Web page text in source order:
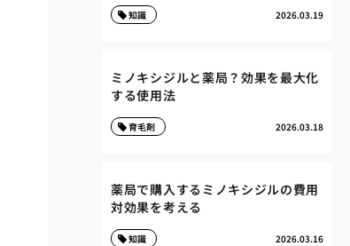
2026.03.19
知識
ミノキシジルと薬局？効果を最大化
する使用法
2026.03.18
育毛剤
薬局で購入するミノキシジルの費用
対効果を考える
2026.03.16
知識